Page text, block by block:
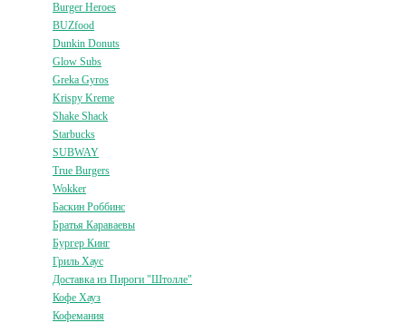
Burger Heroes
BUZfood
Dunkin Donuts
Glow Subs
Greka Gyros
Krispy Kreme
Shake Shack
Starbucks
SUBWAY
True Burgers
Wokker
Баскин Роббинс
Братья Караваевы
Бургер Кинг
Гриль Хаус
Доставка из Пироги "Штолле"
Кофе Хауз
Кофемания